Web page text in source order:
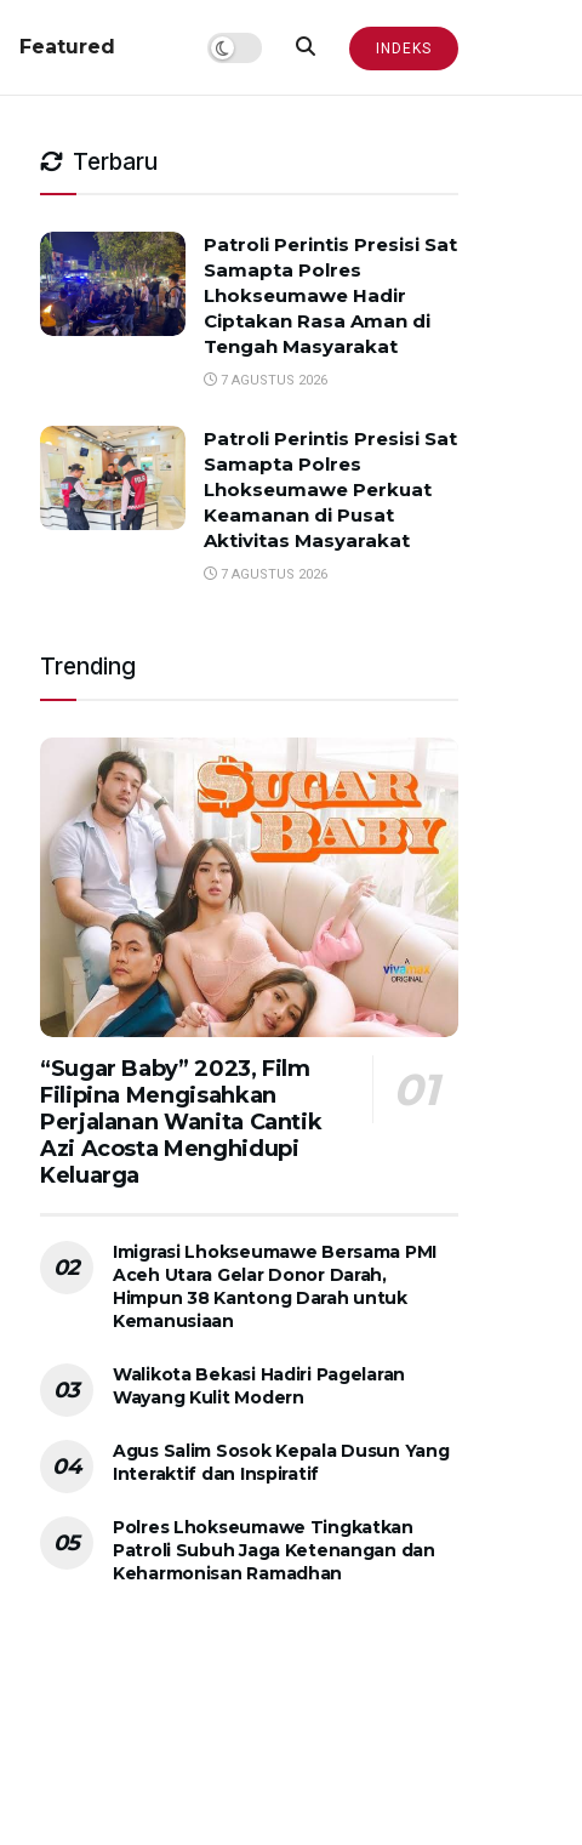
Featured INDEKS
Terbaru
Patroli Perintis Presisi Sat
Samapta Polres
Lhokseumawe Hadir
Ciptakan Rasa Aman di
Tengah Masyarakat
7 AGUSTUS 2026
Patroli Perintis Presisi Sat
Samapta Polres
Lhokseumawe Perkuat
Keamanan di Pusat
Aktivitas Masyarakat
7 AGUSTUS 2026
Trending
“Sugar Baby” 2023, Film
Filipina Mengisahkan
Perjalanan Wanita Cantik
Azi Acosta Menghidupi
Keluarga
Imigrasi Lhokseumawe Bersama PMI
Aceh Utara Gelar Donor Darah,
Himpun 38 Kantong Darah untuk
Kemanusiaan
Walikota Bekasi Hadiri Pagelaran
Wayang Kulit Modern
Agus Salim Sosok Kepala Dusun Yang
Interaktif dan Inspiratif
Polres Lhokseumawe Tingkatkan
Patroli Subuh Jaga Ketenangan dan
Keharmonisan Ramadhan